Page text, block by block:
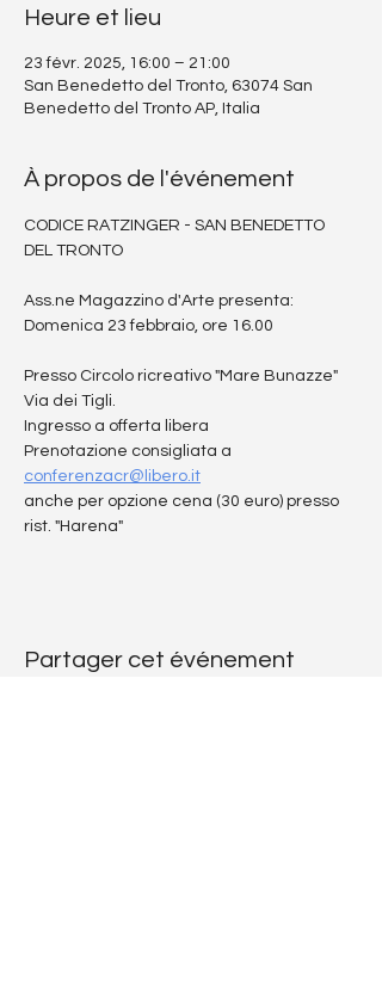
Heure et lieu
23 févr. 2025, 16:00 – 21:00
San Benedetto del Tronto, 63074 San
Benedetto del Tronto AP, Italia
À propos de l'événement
CODICE RATZINGER - SAN BENEDETTO
DEL TRONTO
Ass.ne Magazzino d'Arte presenta:
Domenica 23 febbraio, ore 16.00
Presso Circolo ricreativo "Mare Bunazze"
Via dei Tigli.
Ingresso a offerta libera
Prenotazione consigliata a
conferenzacr@libero.it
anche per opzione cena (30 euro) presso
rist. "Harena"
Partager cet événement